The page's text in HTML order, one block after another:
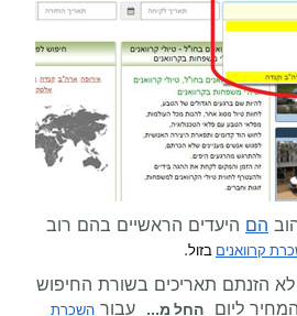
הם היעדים הראשיים בהם רוב
קרוואנים בזול.
הזנתם תאריכים בשורת החיפוש
ליום החל מ... עבור